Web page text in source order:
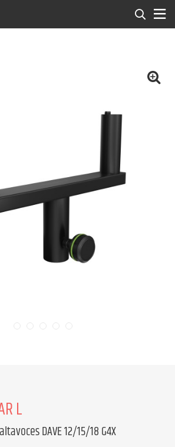
L
DAVE 12/15/18 G4X